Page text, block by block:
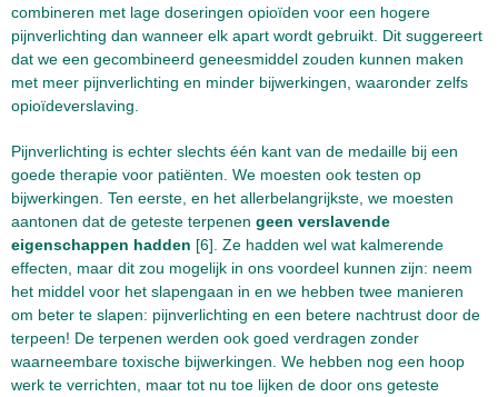
combineren met lage doseringen opioïden voor een hogere
pijnverlichting dan wanneer elk apart wordt gebruikt. Dit suggereert
dat we een gecombineerd geneesmiddel zouden kunnen maken
met meer pijnverlichting en minder bijwerkingen, waaronder zelfs
opioïdeverslaving.
Pijnverlichting is echter slechts één kant van de medaille bij een
goede therapie voor patiënten. We moesten ook testen op
bijwerkingen. Ten eerste, en het allerbelangrijkste, we moesten
aantonen dat de geteste terpenen geen verslavende
eigenschappen hadden [6]. Ze hadden wel wat kalmerende
effecten, maar dit zou mogelijk in ons voordeel kunnen zijn: neem
het middel voor het slapengaan in en we hebben twee manieren
om beter te slapen: pijnverlichting en een betere nachtrust door de
terpeen! De terpenen werden ook goed verdragen zonder
waarneembare toxische bijwerkingen. We hebben nog een hoop
werk te verrichten, maar tot nu toe lijken de door ons geteste